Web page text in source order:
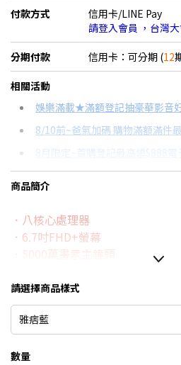
付款方式
信用卡/LINE Pay
請登入會員 ，台灣
分期付款 信用卡：可分期 (12
＊實際可分期數、適用利率，請以購
信用卡分期
分期數
6期 0利率
12期 0利率
6期
24期
每期金額
相關活動
娛樂滿載★滿額登記抽豪華影音
8/10前~爸氣加碼 購物滿額滿件
8月限定~首購登記最高領$888電
台灣大哥大Open Possible聯名
★舊機回收★限量加碼10%回饋
更多信用卡分期0利率滿額享回饋
商品簡介
．八核心處理器
．6.7吋FHD+螢幕
．5000萬畫素主鏡頭
．IP67防水防塵
請選擇商品樣式
雅痞藍
數量